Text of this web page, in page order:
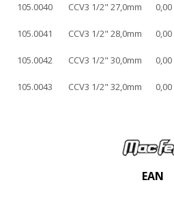
105.0040 CCV3 1/2" 27,0mm 0,00
105.0041 CCV3 1/2" 28,0mm 0,00
105.0042 CCV3 1/2" 30,0mm 0,00
105.0043 CCV3 1/2" 32,0mm 0,00
EAN